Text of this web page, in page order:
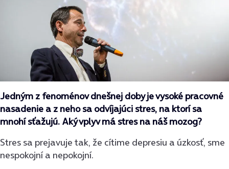
Jedným z fenoménov dnešnej doby je vysoké pracovné
nasadenie a z neho sa odvíjajúci stres, na ktorí sa
mnohí sťažujú. Aký vplyv má stres na náš mozog?
Stres sa prejavuje tak, že cítime depresiu a úzkosť, sme
nespokojní a nepokojní.